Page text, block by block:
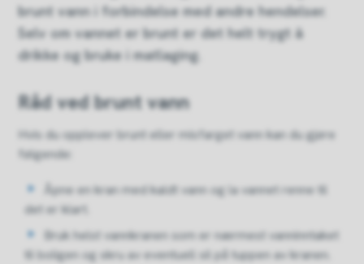
brunt vann i forbindelse med andre hendelser.
Selv om vannet er brunt er det helt trygt å
drikke og bruke i matlaging.
Råd ved brunt vann
Hvis du opplever brunt eller misfarget vann kan du gjøre
følgende:
Åpne en kran med kaldt vann og la vannet renne til
det er klart.
Bruk helst vannkranen som er nærmest vanninntaket
til boligen og skru av eventuell sil på tuppen av kranen.